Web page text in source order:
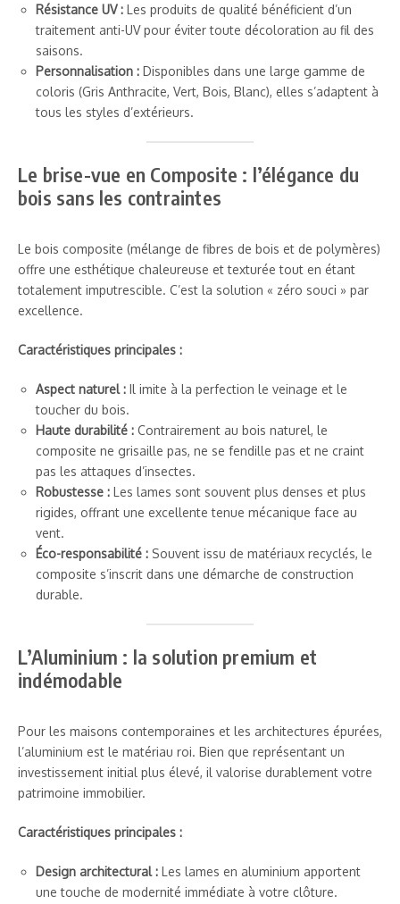
Résistance UV : Les produits de qualité bénéficient d’un
traitement anti-UV pour éviter toute décoloration au fil des
saisons.
Personnalisation : Disponibles dans une large gamme de
coloris (Gris Anthracite, Vert, Bois, Blanc), elles s’adaptent à
tous les styles d’extérieurs.
Le brise-vue en Composite : l’élégance du
bois sans les contraintes
Le bois composite (mélange de fibres de bois et de polymères)
offre une esthétique chaleureuse et texturée tout en étant
totalement imputrescible. C’est la solution « zéro souci » par
excellence.
Caractéristiques principales :
Aspect naturel : Il imite à la perfection le veinage et le
toucher du bois.
Haute durabilité : Contrairement au bois naturel, le
composite ne grisaille pas, ne se fendille pas et ne craint
pas les attaques d’insectes.
Robustesse : Les lames sont souvent plus denses et plus
rigides, offrant une excellente tenue mécanique face au
vent.
Éco-responsabilité : Souvent issu de matériaux recyclés, le
composite s’inscrit dans une démarche de construction
durable.
L’Aluminium : la solution premium et
indémodable
Pour les maisons contemporaines et les architectures épurées,
l’aluminium est le matériau roi. Bien que représentant un
investissement initial plus élevé, il valorise durablement votre
patrimoine immobilier.
Caractéristiques principales :
Design architectural : Les lames en aluminium apportent
une touche de modernité immédiate à votre clôture.